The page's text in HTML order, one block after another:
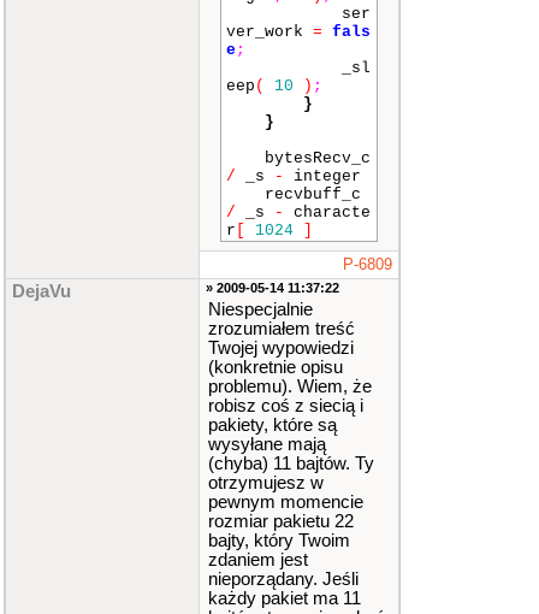
ser
ver_work = fals
e;
_sl
eep ( 10 ) ;
}
}
bytesRecv_c
/ _s -
integer
recvbuff_c
/ _s -
characte
r
1024
P-6809
DejaVu » 2009-05-14 11:37:22
Niespecjalnie
zrozumiałem treść
Twojej wypowiedzi
(konkretnie opisu
problemu). Wiem, że
robisz coś z siecią i
pakiety, które są
wysyłane mają
(chyba) 11 bajtów. Ty
otrzymujesz w
pewnym momencie
rozmiar pakietu 22
bajty, który Twoim
zdaniem jest
nieporządany. Jeśli
każdy pakiet ma 11